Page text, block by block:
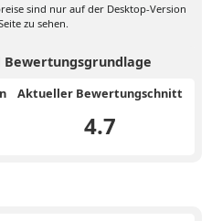
sind nur auf der Desktop-Version
zu sehen.
Bewertungsgrundlage
Aktueller Bewertungschnitt
4.7